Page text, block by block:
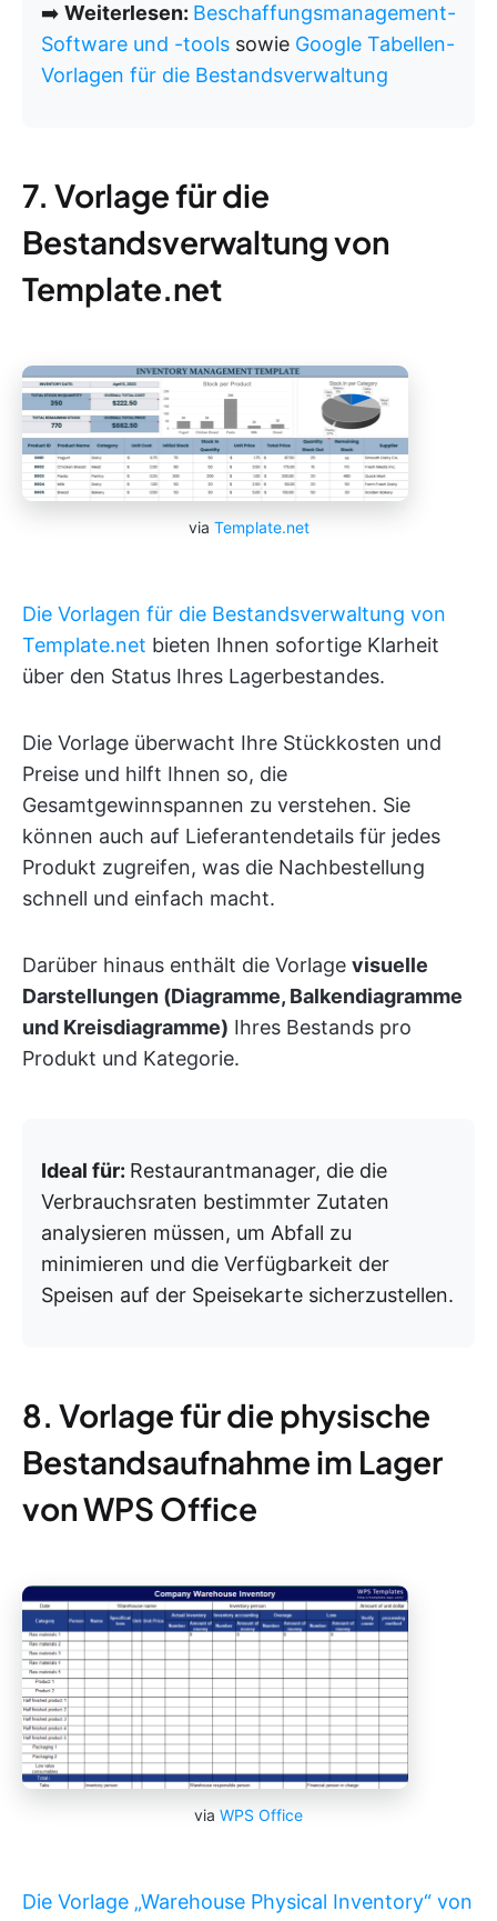
➡️ Weiterlesen: Beschaffungsmanagement-
Software und -tools sowie Google Tabellen-
Vorlagen für die Bestandsverwaltung
7. Vorlage für die
Bestandsverwaltung von
Template.net
via Template.net
Die Vorlagen für die Bestandsverwaltung von
Template.net bieten Ihnen sofortige Klarheit
über den Status Ihres Lagerbestandes.
Die Vorlage überwacht Ihre Stückkosten und
Preise und hilft Ihnen so, die
Gesamtgewinnspannen zu verstehen. Sie
können auch auf Lieferantendetails für jedes
Produkt zugreifen, was die Nachbestellung
schnell und einfach macht.
Darüber hinaus enthält die Vorlage visuelle
Darstellungen (Diagramme, Balkendiagramme
und Kreisdiagramme) Ihres Bestands pro
Produkt und Kategorie.
Ideal für: Restaurantmanager, die die
Verbrauchsraten bestimmter Zutaten
analysieren müssen, um Abfall zu
minimieren und die Verfügbarkeit der
Speisen auf der Speisekarte sicherzustellen.
8. Vorlage für die physische
Bestandsaufnahme im Lager
von WPS Office
via WPS Office
Die Vorlage „Warehouse Physical Inventory“ von